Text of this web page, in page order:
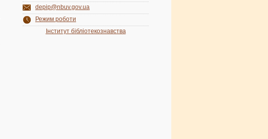
depip@nbuv.gov.ua
Режим роботи
Інститут бібліотекознавства